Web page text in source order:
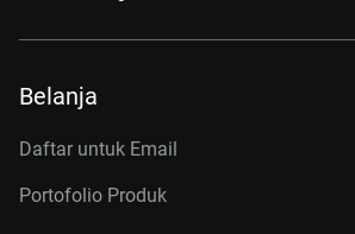
Belanja
Daftar untuk Email
Portofolio Produk